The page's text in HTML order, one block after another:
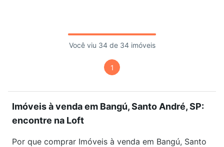
Você viu 34 de 34 imóveis
1
Imóveis à venda em Bangú, Santo André, SP:
encontre na Loft
Por que comprar Imóveis à venda em Bangú, Santo